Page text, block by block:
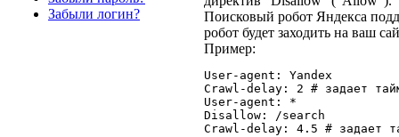
Забыли логин?
Поисковый робот Яндекса
робот будет заходить на ваш
Пример:
User-agent: Yandex
Crawl-delay: 2 # задает
User-agent: *
Disallow: /search